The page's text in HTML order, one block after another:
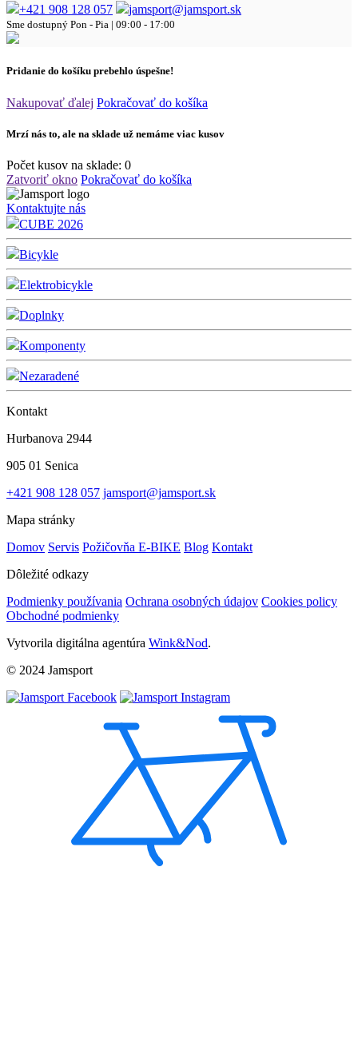
+421 908 128 057 jamsport@jamsport.sk
Sme dostupný Pon - Pia | 09:00 - 17:00
Pridanie do košíku prebehlo úspešne!
Nakupovať ďalej Pokračovať do košíka
Mrzí nás to, ale na sklade už nemáme viac kusov
Počet kusov na sklade: 0
Zatvoriť okno Pokračovať do košíka
Kontaktujte nás
CUBE 2026
Bicykle
Elektrobicykle
Doplnky
Komponenty
Nezaradené
Kontakt
Hurbanova 2944
905 01 Senica
+421 908 128 057 jamsport@jamsport.sk
Mapa stránky
Domov Servis Požičovňa E-BIKE Blog Kontakt
Dôležité odkazy
Podmienky používania Ochrana osobných údajov Cookies policy
Obchodné podmienky
Vytvorila digitálna agentúra Wink&Nod.
© 2024 Jamsport